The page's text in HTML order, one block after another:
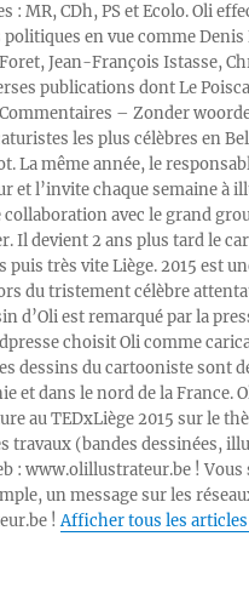
: MR, CDh, PS et Ecolo. Oli
politiques en vue comme
Jean-François Istasse,
publications dont Le
– Zonder
les plus célèbres en
La même année, le
et l’invite chaque semaine à
avec le grand
Il devient 2 ans plus tard le
puis très vite Liège. 2015 est
du tristement célèbre
d’Oli est remarqué par la
choisit Oli comme
dessins du cartooniste sont
et dans le nord de la France.
au TEDxLiège 2015 sur le
travaux (bandes dessinées,
: www.olillustrateur.be ! Vous
un message sur les
!Afficher tous les articles